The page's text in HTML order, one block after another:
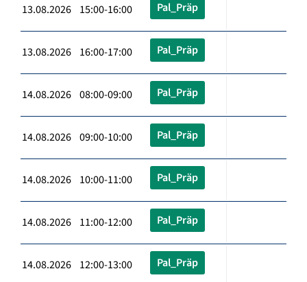
13.08.2026 15:00-16:00 Pal_Präp
13.08.2026 16:00-17:00 Pal_Präp
14.08.2026 08:00-09:00 Pal_Präp
14.08.2026 09:00-10:00 Pal_Präp
14.08.2026 10:00-11:00 Pal_Präp
14.08.2026 11:00-12:00 Pal_Präp
14.08.2026 12:00-13:00 Pal_Präp